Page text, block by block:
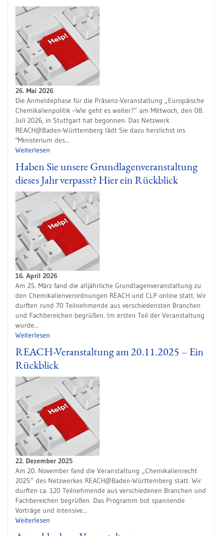
26. Mai 2026
Die Anmeldephase für die Präsenz-Veranstaltung „Europäische
Chemikalienpolitik –Wie geht es weiter?“ am Mittwoch, den 08.
Juli 2026, in Stuttgart hat begonnen. Das Netzwerk
REACH@Baden-Württemberg lädt Sie dazu herzlichst ins
"Ministerium des...
Weiterlesen
Haben Sie unsere Grundlagenveranstaltung
dieses Jahr verpasst? Hier ein Rückblick
16. April 2026
Am 25. März fand die alljährliche Grundlagenveranstaltung zu
den Chemikalienverordnungen REACH und CLP online statt. Wir
durften rund 70 Teilnehmende aus verschiedensten Branchen
und Fachbereichen begrüßen. Im ersten Teil der Veranstaltung
wurde...
Weiterlesen
REACH-Veranstaltung am 20.11.2025 – Ein
Rückblick
22. Dezember 2025
Am 20. November fand die Veranstaltung „Chemikalienrecht
2025“ des Netzwerkes REACH@Baden-Württemberg statt. Wir
durften ca. 120 Teilnehmende aus verschiedenen Branchen und
Fachbereichen begrüßen. Das Programm bot spannende
Vorträge und intensive...
Weiterlesen